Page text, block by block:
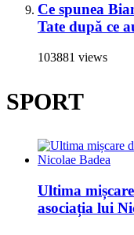
Ce spunea
Tate după ce
103881 views
SPORT
Ultima
asociația lui